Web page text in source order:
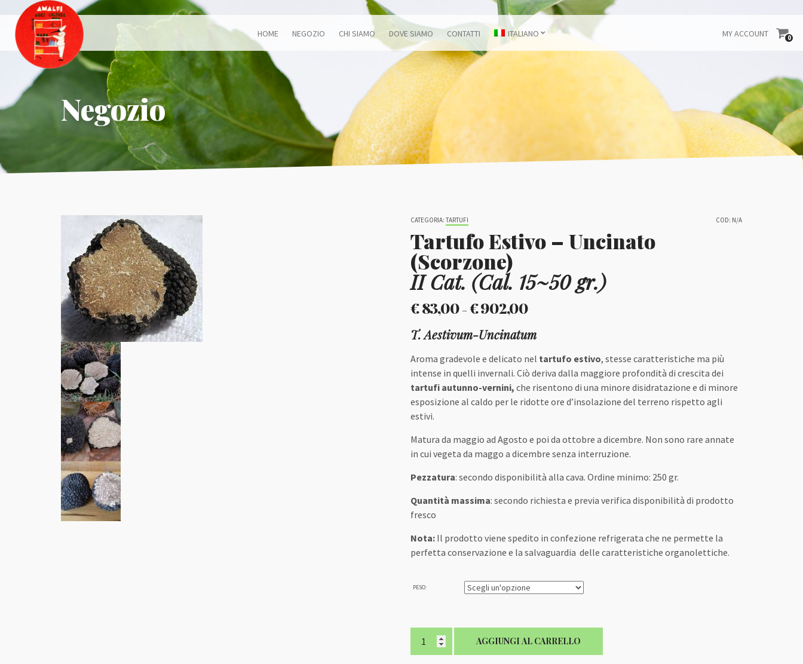
HOME NEGOZIO CHI SIAMO DOVE SIAMO CONTATTI ITALIANO MY ACCOUNT 0
Negozio
COD: N/A
CATEGORIA: TARTUFI
Tartufo Estivo – Uncinato
(Scorzone)
II Cat. (Cal. 15~50 gr.)
€83,00–€902,00
T. Aestivum-Uncinatum
Aroma gradevole e delicato nel tartufo estivo, stesse caratteristiche ma più
intense in quelli invernali. Ciò deriva dalla maggiore profondità di crescita dei
tartufi autunno-vernini, che risentono di una minore disidratazione e di minore
esposizione al caldo per le ridotte ore d’insolazione del terreno rispetto agli
estivi.
Matura da maggio ad Agosto e poi da ottobre a dicembre. Non sono rare annate
in cui vegeta da maggo a dicembre senza interruzione.
Pezzatura: secondo disponibilità alla cava. Ordine minimo: 250 gr.
Quantità massima: secondo richiesta e previa verifica disponibilità di prodotto
fresco
Nota: Il prodotto viene spedito in confezione refrigerata che ne permette la
perfetta conservazione e la salvaguardia delle caratteristiche organolettiche.
PESO:
Tartufo
Estivo
AGGIUNGI AL CARRELLO